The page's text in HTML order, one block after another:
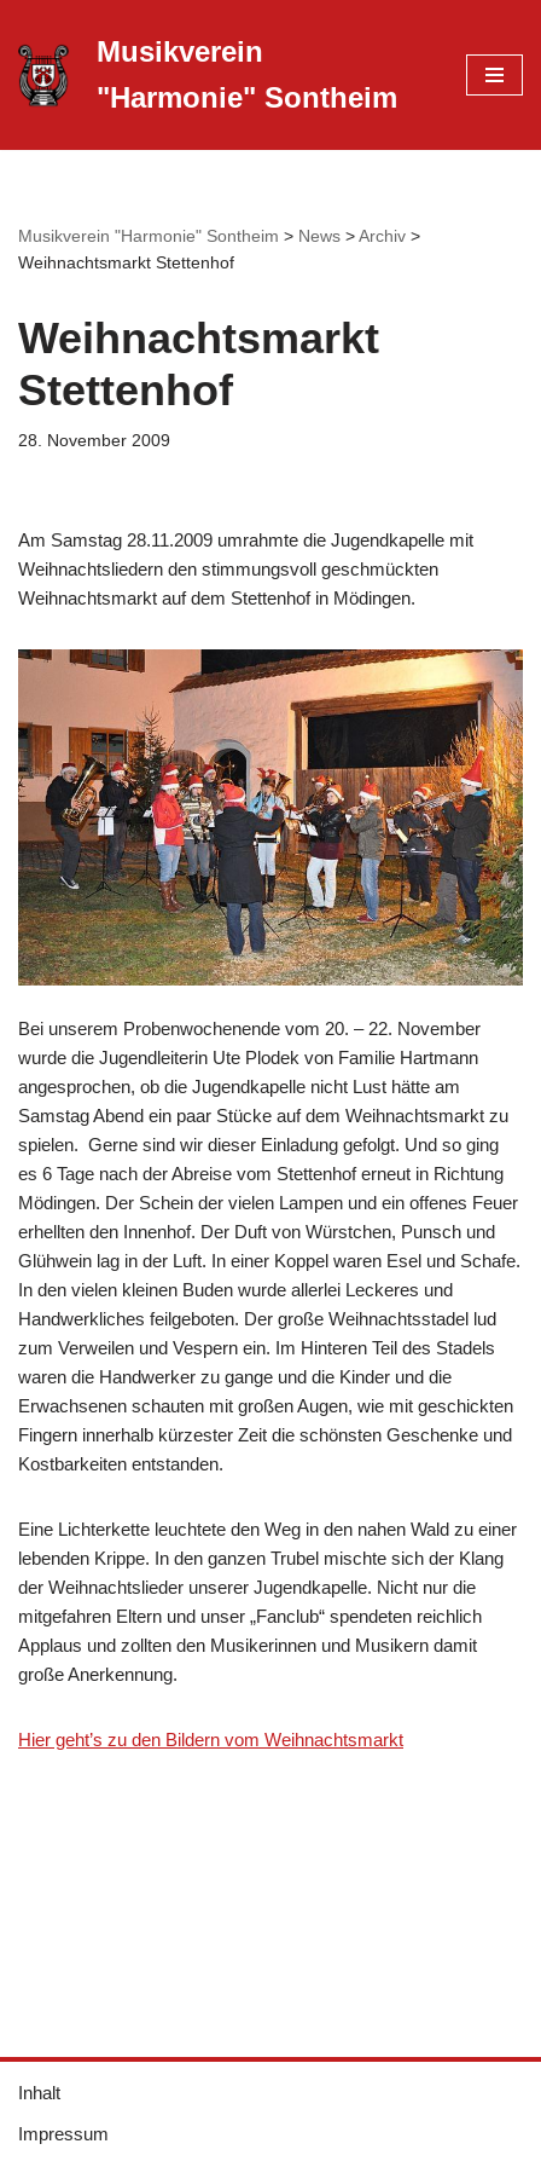
Zum
Inhalt
Musikverein
"Harmonie" Sontheim
Musikverein "Harmonie" Sontheim > News >Archiv >
Weihnachtsmarkt Stettenhof
Weihnachtsmarkt
Stettenhof
28. November 2009
Am Samstag 28.11.2009 umrahmte die Jugendkapelle mit
Weihnachtsliedern den stimmungsvoll geschmückten
Weihnachtsmarkt auf dem Stettenhof in Mödingen.
Bei unserem Probenwochenende vom 20. – 22. November
wurde die Jugendleiterin Ute Plodek von Familie Hartmann
angesprochen, ob die Jugendkapelle nicht Lust hätte am
Samstag Abend ein paar Stücke auf dem Weihnachtsmarkt zu
spielen. Gerne sind wir dieser Einladung gefolgt. Und so ging
es 6 Tage nach der Abreise vom Stettenhof erneut in Richtung
Mödingen. Der Schein der vielen Lampen und ein offenes Feuer
erhellten den Innenhof. Der Duft von Würstchen, Punsch und
Glühwein lag in der Luft. In einer Koppel waren Esel und Schafe.
In den vielen kleinen Buden wurde allerlei Leckeres und
Handwerkliches feilgeboten. Der große Weihnachtsstadel lud
zum Verweilen und Vespern ein. Im Hinteren Teil des Stadels
waren die Handwerker zu gange und die Kinder und die
Erwachsenen schauten mit großen Augen, wie mit geschickten
Fingern innerhalb kürzester Zeit die schönsten Geschenke und
Kostbarkeiten entstanden.
Eine Lichterkette leuchtete den Weg in den nahen Wald zu einer
lebenden Krippe. In den ganzen Trubel mischte sich der Klang
der Weihnachtslieder unserer Jugendkapelle. Nicht nur die
mitgefahren Eltern und unser „Fanclub“ spendeten reichlich
Applaus und zollten den Musikerinnen und Musikern damit
große Anerkennung.
Hier geht’s zu den Bildern vom Weihnachtsmarkt
Inhalt
Impressum